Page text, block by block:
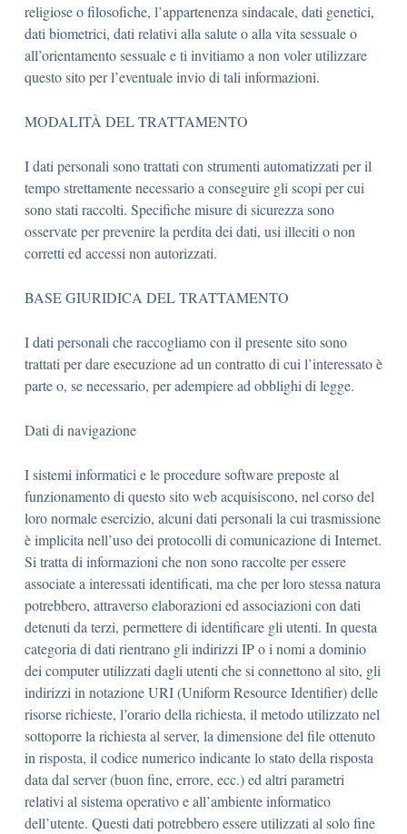
religiose o filosofiche, l’appartenenza sindacale, dati genetici,
dati biometrici, dati relativi alla salute o alla vita sessuale o
all’orientamento sessuale e ti invitiamo a non voler utilizzare
questo sito per l’eventuale invio di tali informazioni.
MODALITÀ DEL TRATTAMENTO
I dati personali sono trattati con strumenti automatizzati per il
tempo strettamente necessario a conseguire gli scopi per cui
sono stati raccolti. Specifiche misure di sicurezza sono
osservate per prevenire la perdita dei dati, usi illeciti o non
corretti ed accessi non autorizzati.
BASE GIURIDICA DEL TRATTAMENTO
I dati personali che raccogliamo con il presente sito sono
trattati per dare esecuzione ad un contratto di cui l’interessato è
parte o, se necessario, per adempiere ad obblighi di legge.
Dati di navigazione
I sistemi informatici e le procedure software preposte al
funzionamento di questo sito web acquisiscono, nel corso del
loro normale esercizio, alcuni dati personali la cui trasmissione
è implicita nell’uso dei protocolli di comunicazione di Internet.
Si tratta di informazioni che non sono raccolte per essere
associate a interessati identificati, ma che per loro stessa natura
potrebbero, attraverso elaborazioni ed associazioni con dati
detenuti da terzi, permettere di identificare gli utenti. In questa
categoria di dati rientrano gli indirizzi IP o i nomi a dominio
dei computer utilizzati dagli utenti che si connettono al sito, gli
indirizzi in notazione URI (Uniform Resource Identifier) delle
risorse richieste, l’orario della richiesta, il metodo utilizzato nel
sottoporre la richiesta al server, la dimensione del file ottenuto
in risposta, il codice numerico indicante lo stato della risposta
data dal server (buon fine, errore, ecc.) ed altri parametri
relativi al sistema operativo e all’ambiente informatico
dell’utente. Questi dati potrebbero essere utilizzati al solo fine